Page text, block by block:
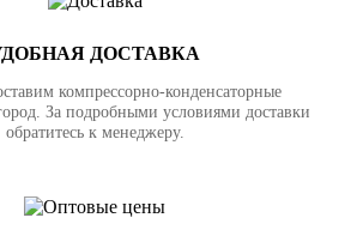
ДОСТАВКА
компрессорно-конденсаторные
За подробными условиями доставки
обратитесь к менеджеру.